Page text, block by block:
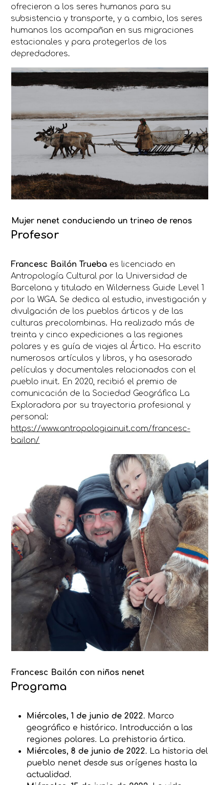
ofrecieron a los seres humanos para su
subsistencia y transporte, y a cambio, los seres
humanos los acompañan en sus migraciones
estacionales y para protegerlos de los
depredadores.
Mujer nenet conduciendo un trineo de renos
Profesor
Francesc Bailón Trueba es licenciado en
Antropología Cultural por la Universidad de
Barcelona y titulado en Wilderness Guide Level 1
por la WGA. Se dedica al estudio, investigación y
divulgación de los pueblos árticos y de las
culturas precolombinas. Ha realizado más de
treinta y cinco expediciones a las regiones
polares y es guía de viajes al Ártico. Ha escrito
numerosos artículos y libros, y ha asesorado
películas y documentales relacionados con el
pueblo inuit. En 2020, recibió el premio de
comunicación de la Sociedad Geográfica La
Exploradora por su trayectoria profesional y
personal:
https://www.antropologiainuit.com/francesc-
bailon/
Francesc Bailón con niños nenet
Programa
Miércoles, 1 de junio de 2022. Marco
geográfico e histórico. Introducción a las
regiones polares. La prehistoria ártica.
Miércoles, 8 de junio de 2022. La historia del
pueblo nenet desde sus orígenes hasta la
actualidad.